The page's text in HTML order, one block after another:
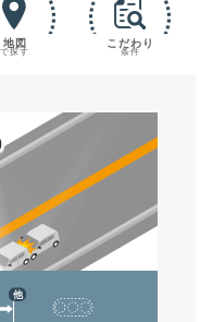
地図
で探す
こだわり
条件
他